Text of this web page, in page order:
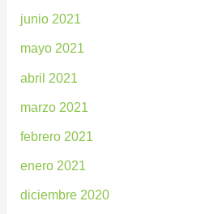
junio 2021
mayo 2021
abril 2021
marzo 2021
febrero 2021
enero 2021
diciembre 2020